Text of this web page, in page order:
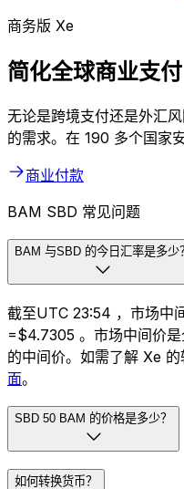
商务版 Xe
简化全球商业支付
无论是跨境支付还是外汇
的需求。在 190 多个国家
商业付款
BAM SBD 常见问题
BAM 与SBD 的今日汇率是多少？
截至UTC 23:54 ，市场中
=$4.7305 。市场中间价
的中间价。如需了解 Xe
面。
SBD 50 BAM 的价格是多少？
如何转换货币？